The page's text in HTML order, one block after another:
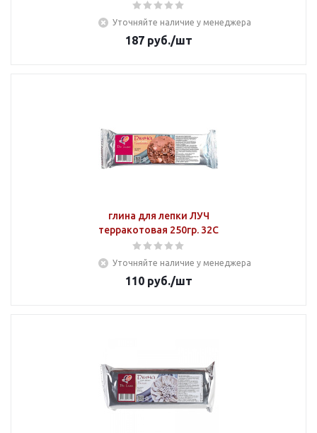
Уточняйте наличие у менеджера
187руб./шт
глина для лепки ЛУЧ
терракотовая 250гр. 32С
Уточняйте наличие у менеджера
110руб./шт